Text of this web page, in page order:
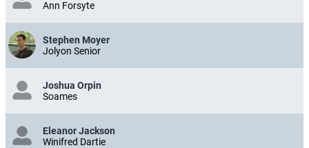
Ann Forsyte
Stephen Moyer
Jolyon Senior
Joshua Orpin
Soames
Eleanor Jackson
Winifred Dartie